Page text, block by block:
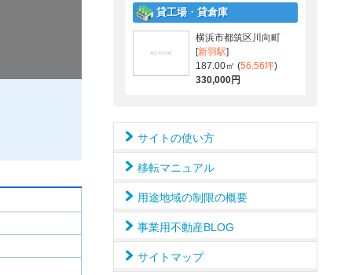
貸工場・貸倉庫
横浜市都筑区川向町
[新羽駅]
187.00㎡ (56.56坪)
330,000円
サイトの使い方
移転マニュアル
用途地域の制限の概要
事業用不動産BLOG
サイトマップ